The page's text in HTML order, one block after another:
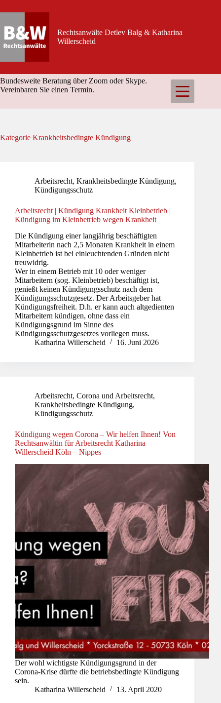
Inhalt
Rechtsanwälte Detlev Balg & Katharina
Willerscheid
Bundesweite Beratung über Zoom oder Skype.
Vereinbaren Sie einen Termin.
Kategorie Krankheitsbedingte Kündigung
Arbeitsrecht, Krankheitsbedingte Kündigung,
Kündigungsschutz
Arbeitsrecht | Kündigung Krankheit Kleinbetrieb |
Kündigung im Kleinbetrieb wegen Krankheit
Die Kündigung einer langjährig beschäftigten
Mitarbeiterin nach 2,5 Monaten Krankheit in einem
Kleinbetrieb ist bei einleuchtenden Gründen nicht
treuwidrig.
Wer in einem Betrieb mit 10 oder weniger
Mitarbeitern (sog. Kleinbetrieb) beschäftigt ist,
genießt keinen Kündigungsschutz nach dem
Kündigungsschutzgesetz. Der Arbeitsgeber hat
Kündigungsfreiheit. D.h. er kann auch altgedienten
Mitarbeitern kündigen, ohne dass ein
Kündigungsgrund im Sinne des
Kündigungsschutzgesetzes vorliegen muss.
Katharina Willerscheid
16. Juni 2026
Arbeitsrecht, Corona und Arbeitsrecht,
Krankheitsbedingte Kündigung,
Kündigungsschutz
Kündigung wegen Corona – Wir helfen Ihnen! Von
Rechtsanwältin für Arbeitsrecht Katharina
Willerscheid Köln – Nippes
Der wohl wichtigste Kündigungsgrund in der
Corona-Krise dürfte die betriebsbedingte Kündigung
sein.
Katharina Willerscheid
13. April 2020